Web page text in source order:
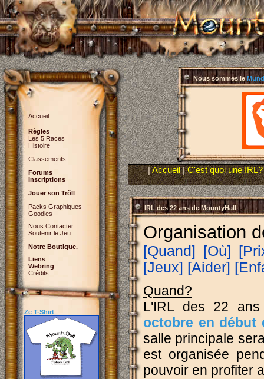
Accueil
Règles
Les 5 Races
Histoire
Classements
Forums
Inscriptions
Jouer son Trõll
Packs Graphiques
Goodies
Nous Contacter
Soutenir le Jeu.
Notre Boutique.
Liens
Webring
Crédits
Ze T-Shirt
Nous sommes le
|Accueil|C'est quoi une IRL?
IRL des 22 ans de MountyHall
Organisation
[Quand] [Où]
[Jeux] [Aider]
Quand?
L'IRL des 22
octobre en début
salle principale
est organisée
pouvoir en profiter